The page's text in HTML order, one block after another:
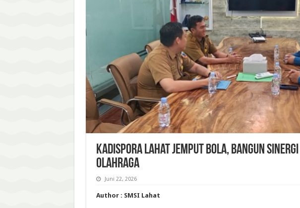
Kadispora Lahat Jemput Bola, Bangun
Olahraga
Juni 22, 2026
Author : SMSI Lahat